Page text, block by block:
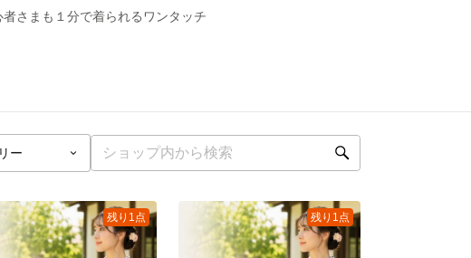
さまも１分で着られるワンタッチ
残り1点 残り1点